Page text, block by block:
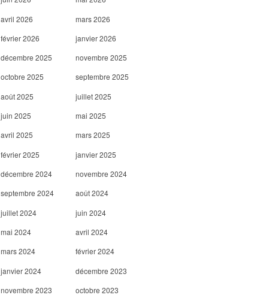
avril 2026
mars 2026
février 2026
janvier 2026
décembre 2025
novembre 2025
octobre 2025
septembre 2025
août 2025
juillet 2025
juin 2025
mai 2025
avril 2025
mars 2025
février 2025
janvier 2025
décembre 2024
novembre 2024
septembre 2024
août 2024
juillet 2024
juin 2024
mai 2024
avril 2024
mars 2024
février 2024
janvier 2024
décembre 2023
novembre 2023
octobre 2023